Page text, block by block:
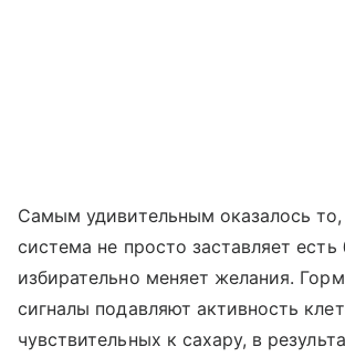
Самым удивительным оказалось то,
система не просто заставляет
избирательно меняет желания.
сигналы подавляют активность
чувствительных к сахару, в